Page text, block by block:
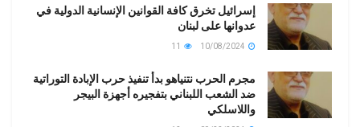
إسرائيل تخرق كافة القوانين الإنسانية الدولية في
عدوانها على لبنان
مجرم الحرب نتنياهو بدأ تنفيذ حرب الإبادة التوراتية
ضد الشعب اللبناني بتفجيره أجهزة البيجر
واللاسلكي